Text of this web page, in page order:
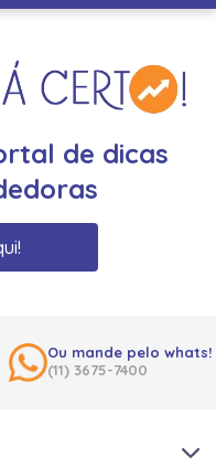
de dicas
Ou mande pelo whats!
(11) 3675-7400